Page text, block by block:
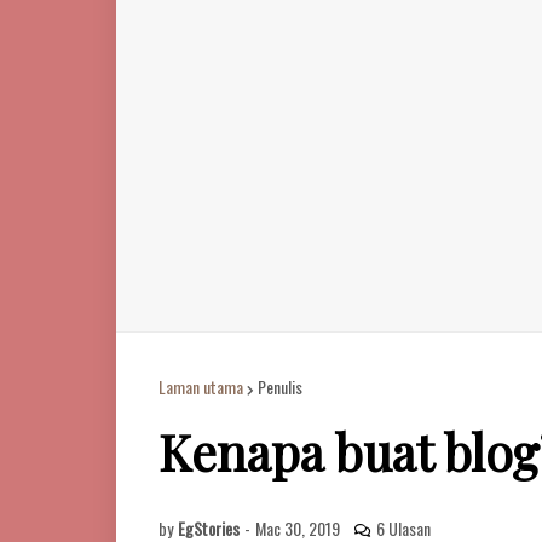
Laman utama Penulis
Kenapa buat
by EgStories - Mac 30, 2019 6 Ulasan